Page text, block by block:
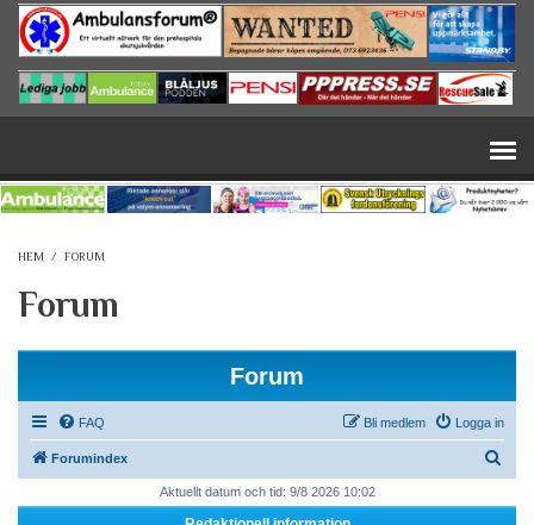
Hoppa till huvudinnehåll
HEM / FORUM
Forum